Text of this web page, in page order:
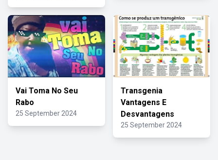
Vai Toma No Seu
Rabo
25 September 2024
Transgenia
Vantagens E
Desvantagens
25 September 2024